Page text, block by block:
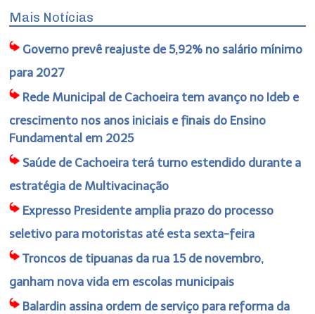
Mais Notícias
Governo prevê reajuste de 5,92% no salário mínimo
para 2027
Rede Municipal de Cachoeira tem avanço no Ideb e
crescimento nos anos iniciais e finais do Ensino
Fundamental em 2025
Saúde de Cachoeira terá turno estendido durante a
estratégia de Multivacinação
Expresso Presidente amplia prazo do processo
seletivo para motoristas até esta sexta-feira
Troncos de tipuanas da rua 15 de novembro,
ganham nova vida em escolas municipais
Balardin assina ordem de serviço para reforma da